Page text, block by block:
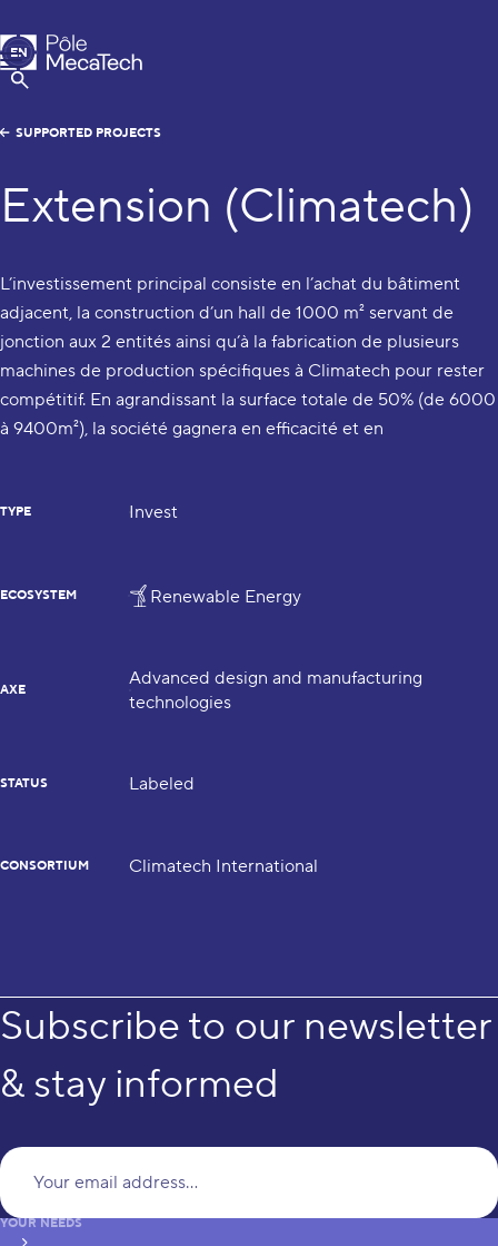
MecaTech
Menu
Show Search
EN
FR
SUPPORTED PROJECTS
Extension (Climatech)
L’investissement principal consiste en l’achat du bâtiment
adjacent, la construction d’un hall de 1000 m² servant de
jonction aux 2 entités ainsi qu’à la fabrication de plusieurs
machines de production spécifiques à Climatech pour rester
compétitif. En agrandissant la surface totale de 50% (de 6000
à 9400m²), la société gagnera en efficacité et en
TYPE Invest
ECOSYSTEM Renewable Energy
AXE
Advanced design and manufacturing
technologies
STATUS Labeled
CONSORTIUM Climatech International
Subscribe to our newsletter
& stay informed
YOUR NEEDS